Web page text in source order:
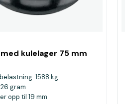
kulelager 75 mm
1588 kg
gram
opp til 19 mm